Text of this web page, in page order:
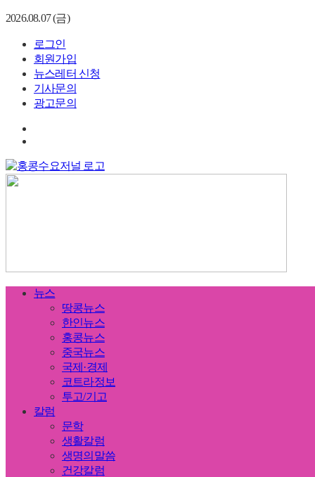
2026.08.07 (금)
로그인
회원가입
뉴스레터 신청
기사문의
광고문의
뉴스
땅콩뉴스
한인뉴스
홍콩뉴스
중국뉴스
국제·경제
코트라정보
투고/기고
칼럼
문학
생활칼럼
생명의말씀
건강칼럼